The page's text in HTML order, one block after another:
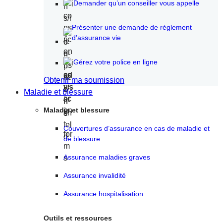
Demander qu’un conseiller vous appelle
Présenter une demande de règlement
d’assurance vie
Gérez votre police en ligne
Obtenir ma soumission
Maladie et blessure
Maladie et blessure
Couvertures d’assurance en cas de maladie et
de blessure
Assurance maladies graves
Assurance invalidité
Assurance hospitalisation
Outils et ressources